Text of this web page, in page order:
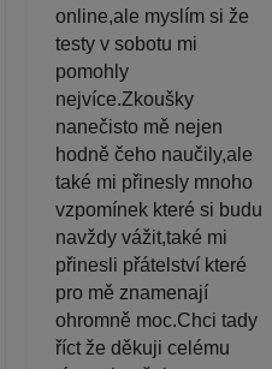
online,ale myslím si že
testy v sobotu mi
pomohly
nejvíce.Zkoušky
nanečisto mě nejen
hodně čeho naučily,ale
také mi přinesly mnoho
vzpomínek které si budu
navždy vážit,také mi
přinesli přátelství které
pro mě znamenají
ohromně moc.Chci tady
říct že děkuji celému